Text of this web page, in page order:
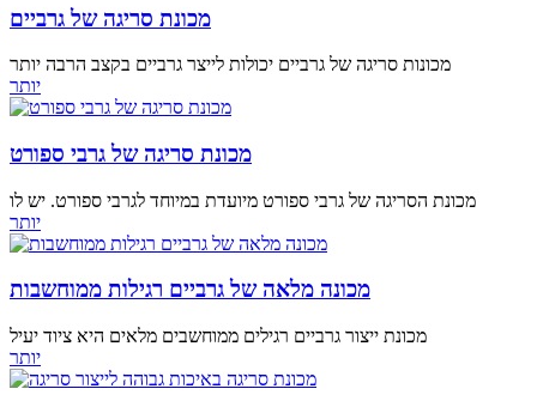
מכונת סריגה של גרביים
מכונות סריגה של גרביים יכולות לייצר גרביים בקצב הרבה יותר
יותר
מכונת סריגה של גרבי ספורט
מכונת הסריגה של גרבי ספורט מיועדת במיוחד לגרבי ספורט. יש לו
יותר
מכונה מלאה של גרביים רגילות ממוחשבות
מכונת ייצור גרביים רגילים ממוחשבים מלאים היא ציוד יעיל
יותר